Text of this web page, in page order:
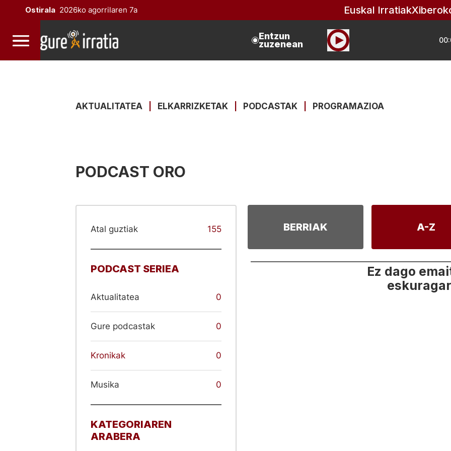
Ostirala 2026ko agorrilaren 7a Euskal Irratiak
Entzun
zuzenean
AKTUALITATEA ELKARRIZKETAK PODCASTAK PROGRAMAZIOA
PODCAST ORO
Atal guztiak 155
PODCAST SERIEA
Aktualitatea 0
Gure podcastak 0
Kronikak 0
Musika 0
KATEGORIAREN
ARABERA
BERRIAK A-Z
Ez dago